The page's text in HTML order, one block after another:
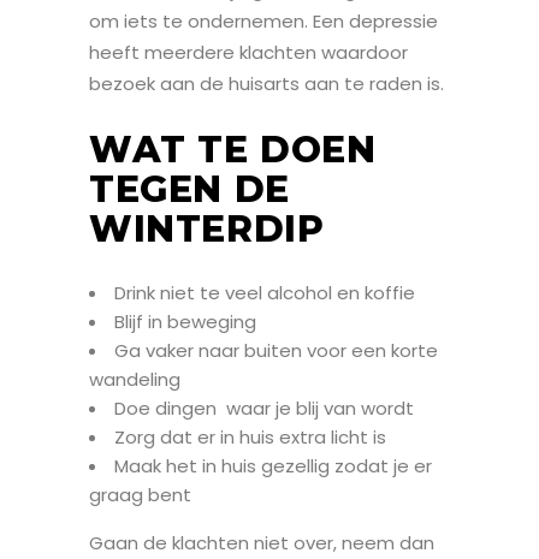
om iets te ondernemen. Een depressie
heeft meerdere klachten waardoor
bezoek aan de huisarts aan te raden is.
WAT TE DOEN
TEGEN DE
WINTERDIP
Drink niet te veel alcohol en koffie
Blijf in beweging
Ga vaker naar buiten voor een korte
wandeling
Doe dingen waar je blij van wordt
Zorg dat er in huis extra licht is
Maak het in huis gezellig zodat je er
graag bent
Gaan de klachten niet over, neem dan